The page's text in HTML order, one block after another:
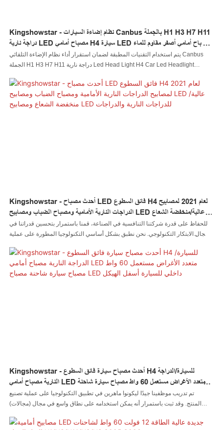
Kingshowstar - نظام إضاءة السيارات Canbus بالجملة H1 H3 H7 H11
دراجة نارية LED مصباح أمامي H4 سيارة LED مصباح أمامي أصفر مقاوم للماء
أبيض منتج رائج البيع
يتم استخدام التقنيات المطبقة لضمان استقرار أداء نظام الإضاءة التلقائي Canbus
الجملة H1 H3 H7 H11 دراجة نارية Led Head Light H4 Car Led Headlight
(مجالات) نظام الإضاءة التلقائية
Kingshowstar - أحدث مصباح LED فائق السطوع H4 لعام 2021 لمصابيح
الدراجات النارية الأمامية ومصباح الضباب ومصابيح LED عالية/منخفضة الشعاع
ومصابيح LED للدراجات النارية والدراجات
للحفاظ على قدرة شركتنا التنافسية في الصناعة، قمنا باستمرار بتحسين قدراتنا في
مجال الابتكار التكنولوجي. نحن نطبق بشكل أساسي التكنولوجيا المطورة على عملية
ومصباح الضباب ومصابيح LED عالية / منخفضة الشعاع. لديها نطاقات تطبيق أوسع
الآن ويمكن رؤيتها بشكل أساسي في مجال (مجالات) ضوء السيارة LED وضوء
الصخور LED وضوء السوط LED وضوء العجلة LED ومصباح الرأس LED وضوء
Kingshowstar - أحدث مصباح سيارة فائق السطوع H4 للسيارة/الدراجة
النارية مصباح أمامي LED متعدد الأغراض مستعمل 60 واط مصباح سيارة شاحنة
مصباح LED داخلي للسيارة أسفل الهيكل
تم تدريب موظفينا جيدًا ليكونوا ماهرين في تطبيق التكنولوجيا على عملية تصنيع
المنتج. وقد ثبت باستمرار أنه يمكن استخدامه على نطاق واسع في مجال (مجالات)
النارية متعدد الأغراض يستخدم 60 واط ضوء شاحنة السيارات